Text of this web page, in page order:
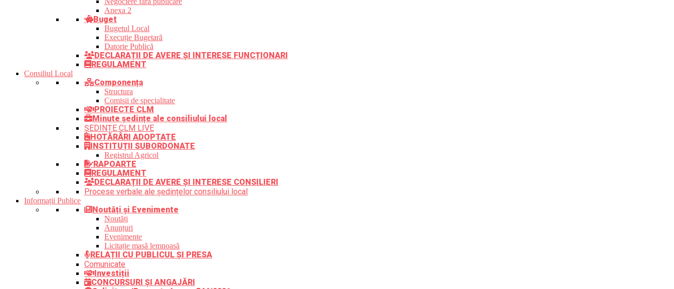
Anexa 2
Buget
Bugetul Local
Execuție Bugetară
Datorie Publică
DECLARAȚII DE AVERE ȘI INTERESE FUNCȚIONARI
REGULAMENT
Consiliul Local
Componența
Structura
Comisii de specialitate
PROIECTE CLM
Minute ședințe ale consiliului local
ȘEDINȚE CLM LIVE
HOTĂRÂRI ADOPTATE
INSTITUȚII SUBORDONATE
Registrul Agricol
RAPOARTE
REGULAMENT
DECLARAȚII DE AVERE ȘI INTERESE CONSILIERI
Procese verbale ale ședințelor consiliului local
Informații Publice
Noutăți și Evenimente
Noutăți
Anunțuri
Evenimente
Licitație masă lemnoasă
RELAȚII CU PUBLICUL ȘI PRESA
Comunicate
Investiții
CONCURSURI ȘI ANGAJĂRI